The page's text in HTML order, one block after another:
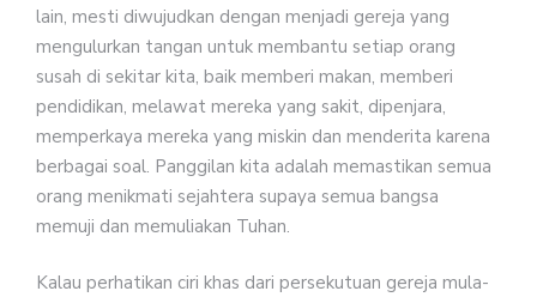
lain, mesti diwujudkan dengan menjadi gereja yang
mengulurkan tangan untuk membantu setiap orang
susah di sekitar kita, baik memberi makan, memberi
pendidikan, melawat mereka yang sakit, dipenjara,
memperkaya mereka yang miskin dan menderita karena
berbagai soal. Panggilan kita adalah memastikan semua
orang menikmati sejahtera supaya semua bangsa
memuji dan memuliakan Tuhan.
Kalau perhatikan ciri khas dari persekutuan gereja mula-